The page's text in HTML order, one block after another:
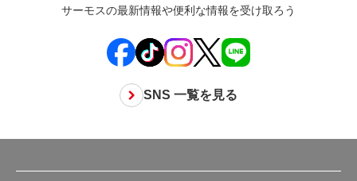
サーモスの最新情報や便利な情報を受け取ろう
SNS 一覧を見る